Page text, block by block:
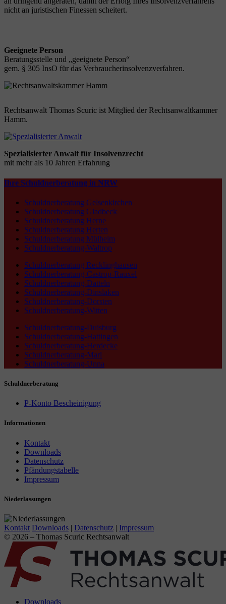
nicht an juristischen Finessen scheitert.
Geeignete Person
Beratungsstelle und „geeignete Person“
gem. § 305 InsO für das Verbraucherinsolvenzverfahren.
Rechtsanwalt Thomas Scuric ist Mitglied der Rechtsanwaltkammer
Hamm.
Spezialisierter Anwalt für Insolvenzrecht
mit mehr als 10 Jahren Erfahrung
Ihre Schuldnerberatung in NRW
Schuldnerberatung Gelsenkirchen
Schuldnerberatung Gladbeck
Schuldnerberatung Herne
Schuldnerberatung Herten
Schuldnerberatung Mülheim
Schuldnerberatung-Waltrop
Schuldnerberatung Recklinghausen
Schuldnerberatung-Castrop-Rauxel
Schuldnerberatung-Datteln
Schuldnerberatung-Dinslaken
Schuldnerberatung-Dorsten
Schuldnerberatung-Witten
Schuldnerberatung-Duisburg
Schuldnerberatung-Hattingen
Schuldnerberatung-Herdecke
Schuldnerberatung-Marl
Schuldnerberatung-Unna
Schuldnerberatung
P-Konto Bescheinigung
Informationen
Kontakt
Downloads
Datenschutz
Pfändungstabelle
Impressum
Niederlassungen
Kontakt Downloads | Datenschutz | Impressum
© 2026 – Thomas Scuric Rechtsanwalt
Downloads